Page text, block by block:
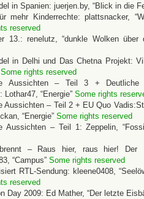
in Spanien: juerjen.by, “Blick in die
mehr Kinderrechte: plattsnacker,
reserved
13.: renelutz, “dunkle Wolken
in Delhi und Das Chetna Projekt:
Some rights reserved
Aussichten – Teil 3 + Deutliche
Lothar47, “Energie” Some rights
Aussichten – Teil 2 + EU Quo
“Energie” Some rights reserved
Aussichten – Teil 1: Zeppelin,
– Raus hier, raus hier! Der
“Campus” Some rights reserved
RTL-Sendung: kleene0408,
reserved
Day 2009: Ed Mather, “Der letzte